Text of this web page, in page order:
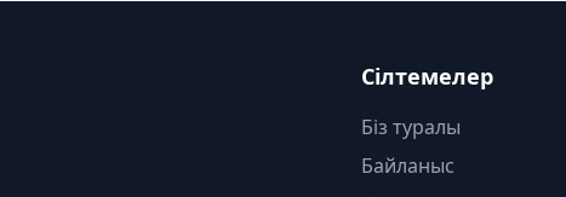
Сілтемелер
Біз туралы
Байланыс